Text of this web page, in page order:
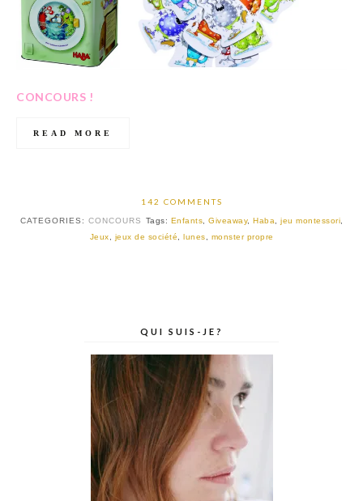
CONCOURS !
READ MORE
142 COMMENTS
CATEGORIES: CONCOURS Tags: Enfants Giveaway, Haba jeu montessori
Jeux
jeux de société lunes monster propre
QUI SUIS-JE?